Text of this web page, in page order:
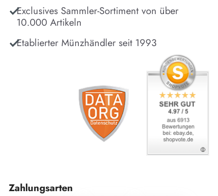
Exclusives Sammler-Sortiment von über
10.000 Artikeln
Etablierter Münzhändler seit 1993
Zahlungsarten